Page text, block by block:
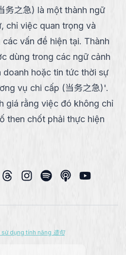
务之急) là một thành ngữ
chỉ việc quan trọng và
vấn đề hiện tại. Thành
dùng trong các ngữ cảnh
doanh hoặc tin tức thời sự
vụ chi cấp (当务之急)'.
giá rằng việc đó không chỉ
then chốt phải thực hiện
dụng tính năng 造句